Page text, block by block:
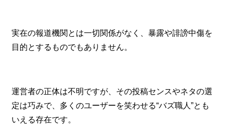
実在の報道機関とは一切関係がなく、暴露や誹謗中傷を
目的とするものでもありません。
運営者の正体は不明ですが、その投稿センスやネタの選
定は巧みで、多くのユーザーを笑わせる“バズ職人”とも
いえる存在です。